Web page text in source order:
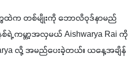
ထဲက တစ်မျိုးကို ဘောလိဝုဒ်နာမည်
စ်ရဲ့ ကမ္ဘာ့အလှမယ် Aishwarya Rai ကို
လို့ အမည်ပေးခဲ့တယ်။ ယနေ့အချိန်